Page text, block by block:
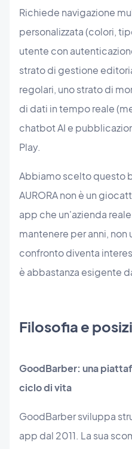
Richiede navigazione
personalizzata (colori,
utente con
strato di gestione
regolari, uno strato di
di dati in tempo reale
chatbot AI e
Play.
Abbiamo scelto questo
AURORA non è un
app che un'azienda
mantenere per anni,
confronto diventa
è abbastanza esigente
Filosofia e
GoodBarber: una
ciclo di vita
GoodBarber sviluppa
app dal 2011. La sua